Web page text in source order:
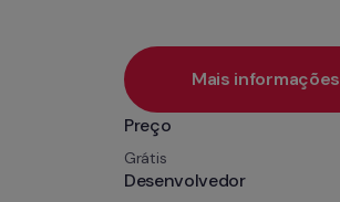
Mais informações
Preço
Grátis
Desenvolvedor